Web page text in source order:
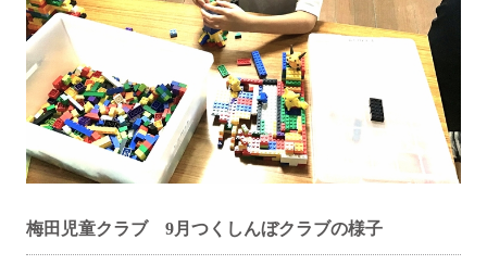
梅田児童クラブ 9月つくしんぼクラブの様子